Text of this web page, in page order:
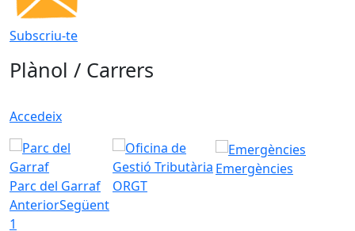
Subscriu-te
Plànol / Carrers
Accedeix
Parc del Garraf ORGT
Emergències
AnteriorSegüent
1